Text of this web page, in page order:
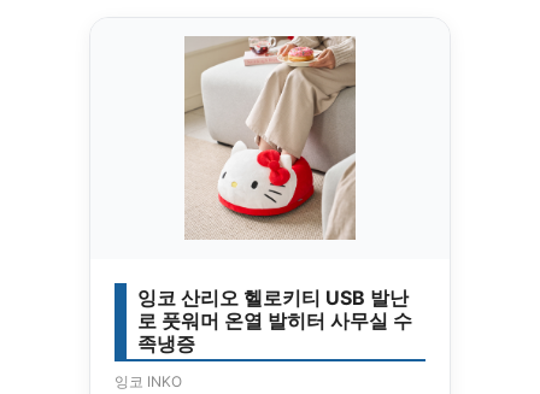
잉코 산리오 헬로키티 USB 발난
로 풋워머 온열 발히터 사무실 수
족냉증
잉코 INKO